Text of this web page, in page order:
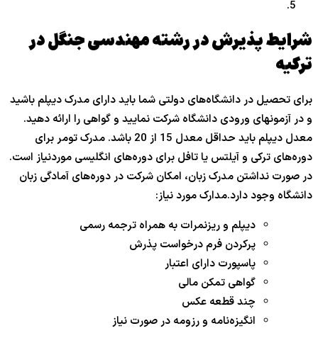
شرایط پذیرش در رشته مهندسی جنگل در
ترکیه
برای تحصیل در دانشگاه‌های دولتی شما باید دارای مدرک دیپلم باشید
و در آزمونهای ورودی دانشگاه شرکت نمایید و گواهی را ارائه دهید.
معدل دیپلم باید حداقل معدل 15 از 20 باشد. مدرک تومر برای
دوره‌های ترکی و آیلتس یا تافل برای دوره‌های انگلیسی موردنیاز است.
در صورت نداشتن مدرک زبان، امکان شرکت در دوره‌های آمادگی زبان
دانشگاه وجود دارد.مدارک مورد نیاز:
دیپلم و ریزنمرات به همراه ترجمه رسمی
پرکردن فرم درخواست پذرش
پاسپورت دارای اعتبار
گواهی تمکن مالی
چند قطعه عکس
انگیزه‌نامه و رزومه در صورت نیاز